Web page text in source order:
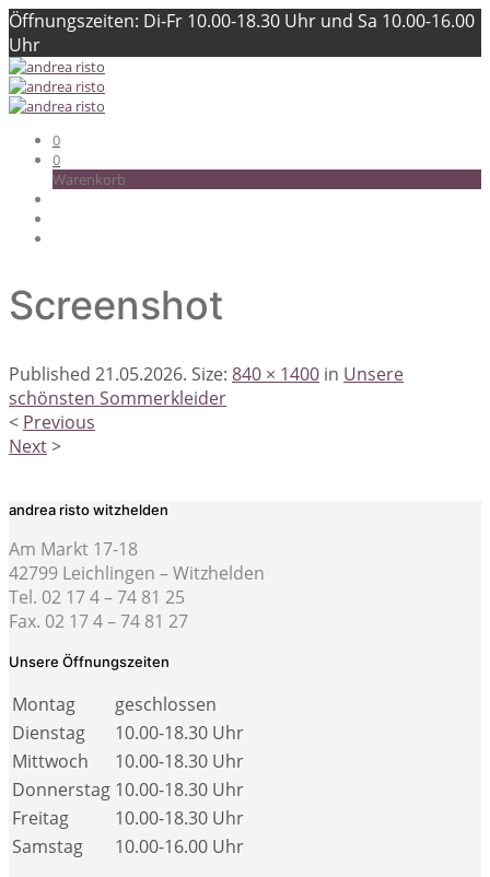
Öffnungszeiten: Di-Fr 10.00-18.30 Uhr und Sa 10.00-16.00
Uhr
0
0
Warenkorb
Screenshot
Published 21.05.2026. Size: 840 × 1400 in Unsere
schönsten Sommerkleider
< Previous
Next>
andrea risto witzhelden
Am Markt 17-18
42799 Leichlingen – Witzhelden
Tel. 02 17 4 – 74 81 25
Fax. 02 17 4 – 74 81 27
Unsere Öffnungszeiten
Montag
geschlossen
Dienstag
10.00-18.30 Uhr
Mittwoch
10.00-18.30 Uhr
Donnerstag 10.00-18.30 Uhr
Freitag
10.00-18.30 Uhr
Samstag
10.00-16.00 Uhr